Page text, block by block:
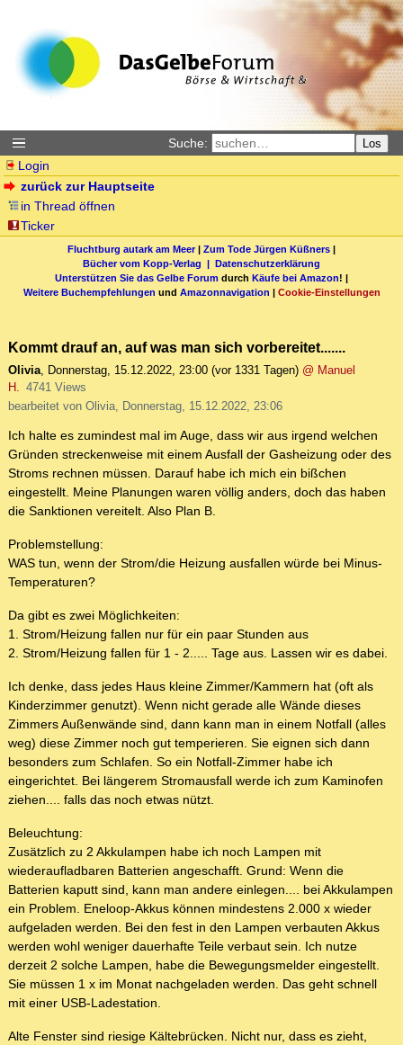
Suche: Los
Login
zurück zur Hauptseite
in Thread öffnen
Ticker
Fluchtburg autark am Meer| Zum Tode Jürgen Küßners |
Bücher vom Kopp-Verlag | Datenschutzerklärung
Unterstützen Sie das Gelbe Forum durch Käufe bei Amazon! |
Weitere Buchempfehlungen und Amazonnavigation | Cookie-Einstellungen
Kommt drauf an, auf was man sich vorbereitet.......
Olivia, Donnerstag, 15.12.2022, 23:00 (vor 1331 Tagen) @ Manuel
H. 4741 Views
bearbeitet von Olivia, Donnerstag, 15.12.2022, 23:06
Ich halte es zumindest mal im Auge, dass wir aus irgend welchen
Gründen streckenweise mit einem Ausfall der Gasheizung oder des
Stroms rechnen müssen. Darauf habe ich mich ein bißchen
eingestellt. Meine Planungen waren völlig anders, doch das haben
die Sanktionen vereitelt. Also Plan B.
Problemstellung:
WAS tun, wenn der Strom/die Heizung ausfallen würde bei Minus-
Temperaturen?
Da gibt es zwei Möglichkeiten:
1. Strom/Heizung fallen nur für ein paar Stunden aus
2. Strom/Heizung fallen für 1 - 2..... Tage aus. Lassen wir es dabei.
Ich denke, dass jedes Haus kleine Zimmer/Kammern hat (oft als
Kinderzimmer genutzt). Wenn nicht gerade alle Wände dieses
Zimmers Außenwände sind, dann kann man in einem Notfall (alles
weg) diese Zimmer noch gut temperieren. Sie eignen sich dann
besonders zum Schlafen. So ein Notfall-Zimmer habe ich
eingerichtet. Bei längerem Stromausfall werde ich zum Kaminofen
ziehen.... falls das noch etwas nützt.
Beleuchtung:
Zusätzlich zu 2 Akkulampen habe ich noch Lampen mit
wiederaufladbaren Batterien angeschafft. Grund: Wenn die
Batterien kaputt sind, kann man andere einlegen.... bei Akkulampen
ein Problem. Eneloop-Akkus können mindestens 2.000 x wieder
aufgeladen werden. Bei den fest in den Lampen verbauten Akkus
werden wohl weniger dauerhafte Teile verbaut sein. Ich nutze
derzeit 2 solche Lampen, habe die Bewegungsmelder eingestellt.
Sie müssen 1 x im Monat nachgeladen werden. Das geht schnell
mit einer USB-Ladestation.
Alte Fenster sind riesige Kältebrücken. Nicht nur, dass es zieht,